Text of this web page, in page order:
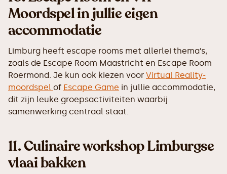
Moordspel in jullie eigen
accommodatie
Limburg heeft escape rooms met allerlei thema’s,
zoals de Escape Room Maastricht en Escape Room
Roermond. Je kun ook kiezen voor Virtual Reality-
moordspel of Escape Game in jullie accommodatie,
dit zijn leuke groepsactiviteiten waarbij
samenwerking centraal staat.
11.Culinaire workshop Limburgse
vlaai bakken